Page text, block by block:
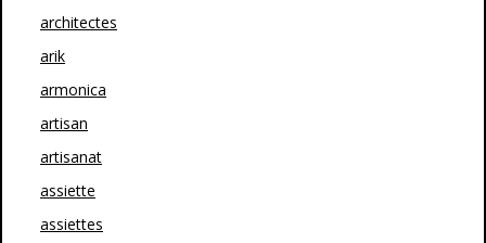
architectes
arik
armonica
artisan
artisanat
assiette
assiettes